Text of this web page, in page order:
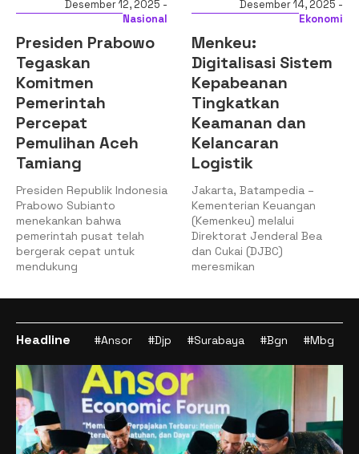
Desember 12, 2025 -
Nasional
Presiden Prabowo
Tegaskan
Komitmen
Pemerintah
Percepat
Pemulihan Aceh
Tamiang
Presiden Republik Indonesia
Prabowo Subianto
menekankan bahwa
pemerintah pusat telah
bergerak cepat untuk
mendukung
Desember 14, 2025 -
Ekonomi
Menkeu:
Digitalisasi Sistem
Kepabeanan
Tingkatkan
Keamanan dan
Kelancaran
Logistik
Jakarta, Batampedia –
Kementerian Keuangan
(Kemenkeu) melalui
Direktorat Jenderal Bea
dan Cukai (DJBC)
meresmikan
Headline #Ansor #Djp #Surabaya #Bgn #Mbg